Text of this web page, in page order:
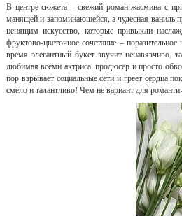
В центре сюжета – свежий роман жасмина с
манящей и запоминающейся, а чудесная
ценящим искусство, которые привыкли
фруктово-цветочное сочетание –
время элегантный букет звучит ненавязчиво,
любимая всеми актриса, продюсер и просто
пор взрывает социальные сети и греет
смело и талантливо! Чем не вариант для